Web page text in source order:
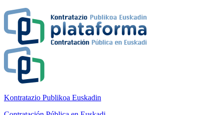
Kontratazio Publikoa Euskadin